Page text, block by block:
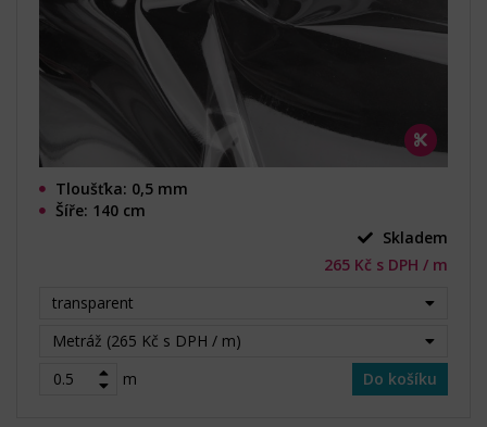
Tloušťka: 0,5 mm
Šíře: 140 cm
Skladem
265 Kč s DPH / m
transparent
Metráž (265 Kč s DPH / m)
m
Do košíku